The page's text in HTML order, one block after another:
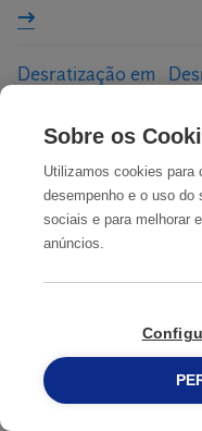
Desratização em
Desratização em
Vila Nova da
Telha
Vila Nova de Foz
Côa
Sobre os
Utilizamos cookies para
desempenho e o uso do
sociais e para melhorar
anúncios.